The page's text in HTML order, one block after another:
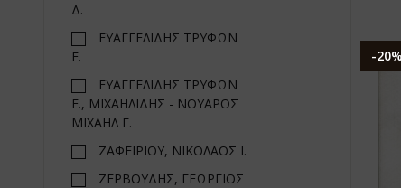
Δ.
ΕΥΑΓΓΕΛΙΔΗΣ ΤΡΥΦΩΝ
Ε.
ΕΥΑΓΓΕΛΙΔΗΣ ΤΡΥΦΩΝ
Ε., ΜΙΧΑΗΛΙΔΗΣ - ΝΟΥΑΡΟΣ
ΜΙΧΑΗΛ Γ.
ΖΑΦΕΙΡΙΟΥ, ΝΙΚΟΛΑΟΣ Ι.
ΖΕΡΒΟΥΔΗΣ, ΓΕΩΡΓΙΟΣ
-20%